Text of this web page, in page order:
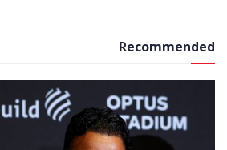
Recommended